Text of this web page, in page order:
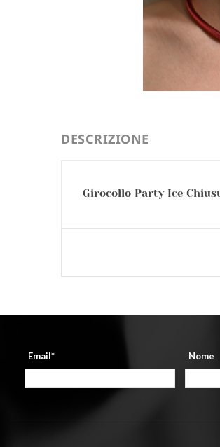
DESCRIZIONE
Girocollo Party Ice
Email*
Nome